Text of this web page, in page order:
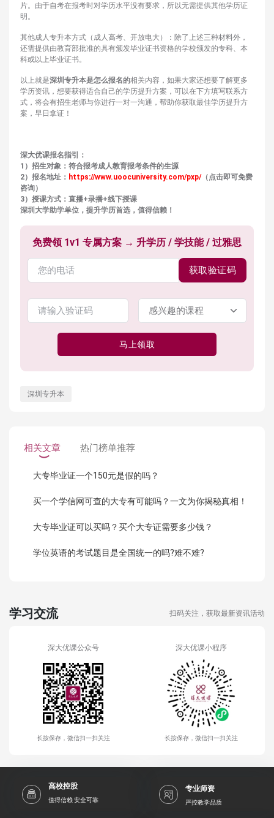
片。由于自考在报考时对学历水平没有要求，所以无需提供其他学历证
明。
其他成人专升本方式（成人高考、开放电大）：除了上述三种材料外，
还需提供由教育部批准的具有颁发毕业证书资格的学校颁发的专科、本
科或以上毕业证书。
以上就是深圳专升本是怎么报名的相关内容，如果大家还想要了解更多
学历资讯，想要获得适合自己的学历提升方案，可以在下方填写联系方
式，将会有招生老师与你进行一对一沟通，帮助你获取最佳学历提升方
案，早日拿证！
深大优课报名指引：
1）招生对象：符合报考成人教育报考条件的生源
2）报名地址： https://www.uoocuniversity.com/pxp/（点击即可免费
咨询）
3）授课方式：直播+录播+线下授课
深圳大学助学单位，提升学历首选，值得信赖！
免费领 1v1 专属方案 → 升学历 / 学技能 / 过雅思
获取验证码
马上领取
深圳专升本
相关文章 热门榜单推荐
大专毕业证一个150元是假的吗？
买一个学信网可查的大专有可能吗？一文为你揭秘真相！
大专毕业证可以买吗？买个大专证需要多少钱？
学位英语的考试题目是全国统一的吗?难不难?
学习交流 扫码关注，获取最新资讯活动
深大优课公众号
长按保存，微信扫一扫关注
深大优课小程序
长按保存，微信扫一扫关注
高校控股
值得信赖 安全可靠
专业师资
严控教学品质